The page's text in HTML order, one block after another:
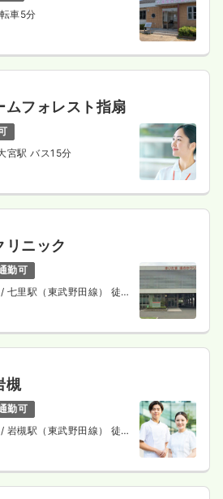
車5分
ムフォレスト指扇
宮駅 バス15分
リニック
勤可
/ 七里駅（東武野田線） 徒歩
槻
勤可
/ 岩槻駅（東武野田線） 徒歩